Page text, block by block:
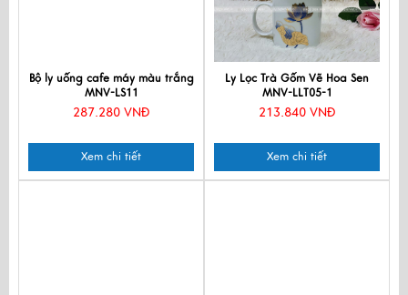
Bộ ly uống cafe máy màu trắng
MNV-LS11
287.280 VNĐ
Xem chi tiết
Ly Lọc Trà Gốm Vẽ Hoa Sen
MNV-LLT05-1
213.840 VNĐ
Xem chi tiết